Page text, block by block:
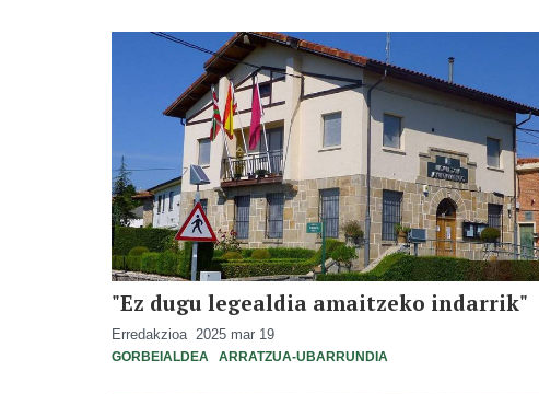
"Ez dugu legealdia amaitzeko indarrik"
Erredakzioa 2025 mar 19
GORBEIALDEA ARRATZUA-UBARRUNDIA